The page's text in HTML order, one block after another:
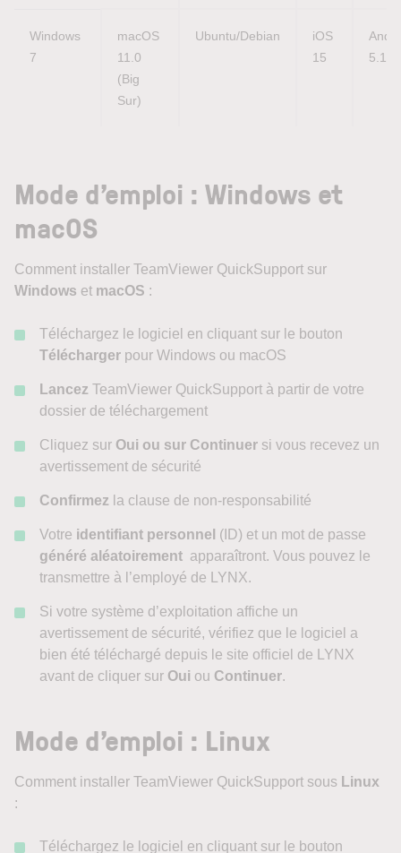
Windows
7
macOS
11.0
(Big
Sur)
Ubuntu/Debian
iOS
15
5.1
Mode d’emploi : Windows et
macOS
Comment installer TeamViewer QuickSupport sur
Windows et macOS :
Téléchargez le logiciel en cliquant sur le bouton
Télécharger pour Windows ou macOS
Lancez TeamViewer QuickSupport à partir de votre
dossier de téléchargement
Cliquez sur Oui ou sur Continuer si vous recevez un
avertissement de sécurité
Confirmez la clause de non-responsabilité
Votre identifiant personnel (ID) et un mot de passe
généré aléatoirement apparaîtront. Vous pouvez le
transmettre à l’employé de LYNX.
Si votre système d’exploitation affiche un
avertissement de sécurité, vérifiez que le logiciel a
bien été téléchargé depuis le site officiel de LYNX
avant de cliquer sur Oui ou Continuer.
Mode d’emploi : Linux
Comment installer TeamViewer QuickSupport sous Linux
:
Téléchargez le logiciel en cliquant sur le bouton